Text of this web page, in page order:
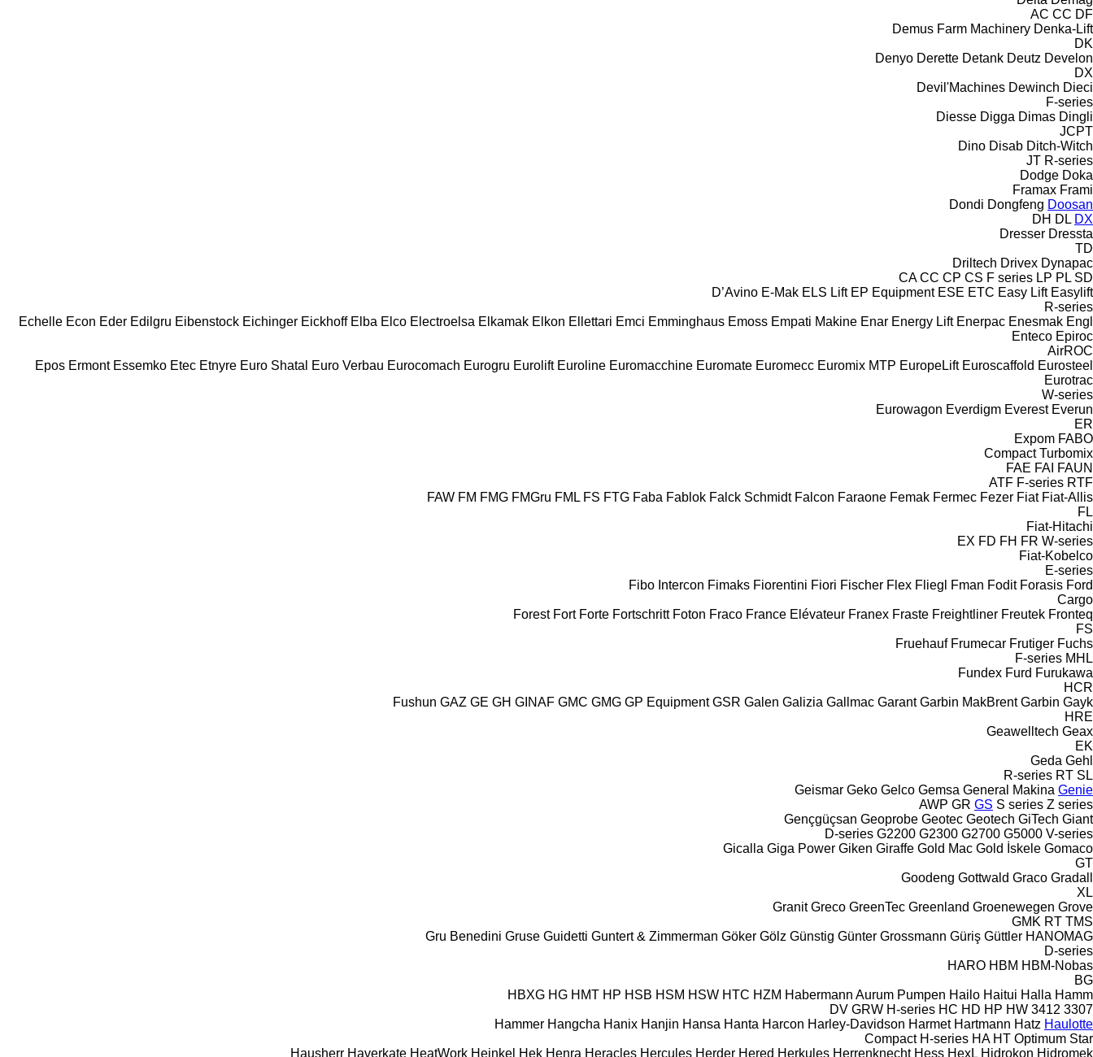
AC CC DF
Demus Farm Machinery Denka-Lift
DK
Denyo Derette Detank Deutz Develon
DX
Devil'Machines Dewinch Dieci
F-series
Diesse Digga Dimas Dingli
JCPT
Dino Disab Ditch-Witch
JT R-series
Dodge Doka
Framax Frami
Dondi Dongfeng Doosan
DH DL DX
Dresser Dressta
TD
Driltech Drivex Dynapac
CA CC CP CS F series LP PL SD
D’Avino E-Mak ELS Lift EP Equipment ESE ETC Easy Lift Easylift
R-series
Echelle Econ Eder Edilgru Eibenstock Eichinger Eickhoff Elba Elco Electroelsa Elkamak Elkon Ellettari Emci Emminghaus Emoss Empati Makine Enar Energy Lift Enerpac Enesmak Engl
Enteco Epiroc
AirROC
Epos Ermont Essemko Etec Etnyre Euro Shatal Euro Verbau Eurocomach Eurogru Eurolift Euroline Euromacchine Euromate Euromecc Euromix MTP EuropeLift Euroscaffold Eurosteel
Eurotrac
W-series
Eurowagon Everdigm Everest Everun
ER
Expom FABO
Compact Turbomix
FAE FAI FAUN
ATF F-series RTF
FAW FM FMG FMGru FML FS FTG Faba Fablok Falck Schmidt Falcon Faraone Femak Fermec Fezer Fiat Fiat-Allis
FL
Fiat-Hitachi
EX FD FH FR W-series
Fiat-Kobelco
E-series
Fibo Intercon Fimaks Fiorentini Fiori Fischer Flex Fliegl Fman Fodit Forasis Ford
Cargo
Forest Fort Forte Fortschritt Foton Fraco France Elévateur Franex Fraste Freightliner Freutek Fronteq
FS
Fruehauf Frumecar Frutiger Fuchs
F-series MHL
Fundex Furd Furukawa
HCR
Fushun GAZ GE GH GINAF GMC GMG GP Equipment GSR Galen Galizia Gallmac Garant Garbin MakBrent Garbin Gayk
HRE
Geawelltech Geax
EK
Geda Gehl
R-series RT SL
Geismar Geko Gelco Gemsa General Makina Genie
AWP GR GS S series Z series
Gençgüçsan Geoprobe Geotec Geotech GiTech Giant
D-series G2200 G2300 G2700 G5000 V-series
Gicalla Giga Power Giken Giraffe Gold Mac Gold İskele Gomaco
GT
Goodeng Gottwald Graco Gradall
XL
Granit Greco GreenTec Greenland Groenewegen Grove
GMK RT TMS
Gru Benedini Gruse Guidetti Guntert & Zimmerman Göker Gölz Günstig Günter Grossmann Güriş Güttler HANOMAG
D-series
HARO HBM HBM-Nobas
BG
HBXG HG HMT HP HSB HSM HSW HTC HZM Habermann Aurum Pumpen Hailo Haitui Halla Hamm
3307
3412
DV GRW H-series HC HD HP HW
Hammer Hangcha Hanix Hanjin Hansa Hanta Harcon Harley-Davidson Harmet Hartmann Hatz Haulotte
Compact H-series HA HT Optimum Star
Hausherr Haverkate HeatWork Heinkel Hek Henra Heracles Hercules Herder Hered Herkules Herrenknecht Hess HexL Hidrokon Hidromek